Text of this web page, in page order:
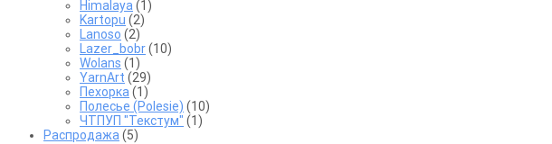
Himalaya(1)
Kartopu (2)
Lanoso (2)
Lazer_bobr(10)
Wolans (1)
YarnArt (29)
Пехорка(1)
Полесье (Polesie) (10)
ЧТПУП "Текстум" (1)
Распродажа(5)